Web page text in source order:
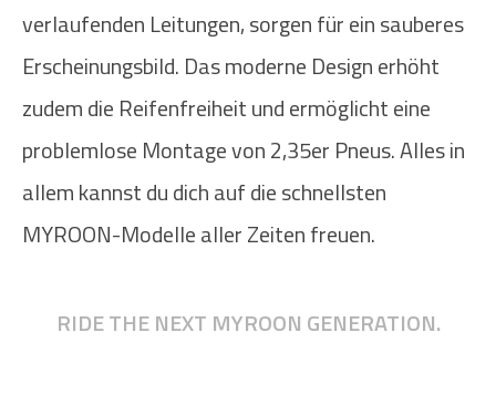
verlaufenden Leitungen, sorgen für ein sauberes
Erscheinungsbild. Das moderne Design erhöht
zudem die Reifenfreiheit und ermöglicht eine
problemlose Montage von 2,35er Pneus. Alles in
allem kannst du dich auf die schnellsten
MYROON-Modelle aller Zeiten freuen.
RIDE THE NEXT MYROON GENERATION.